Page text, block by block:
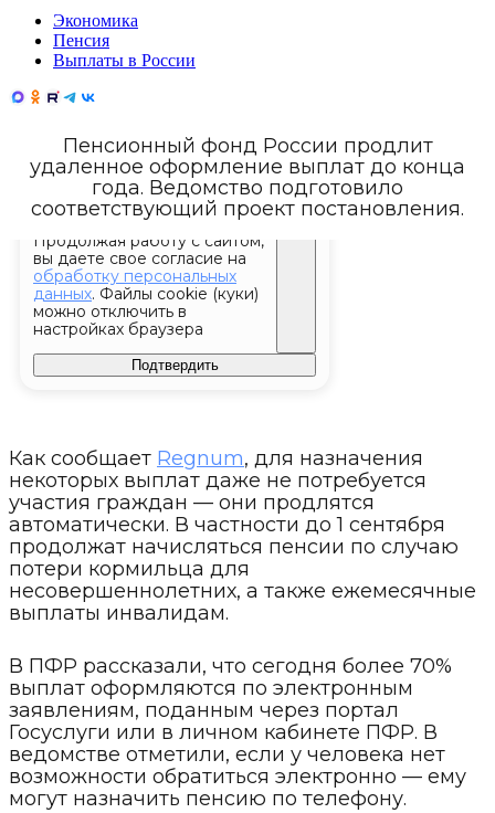
Экономика
Пенсия
Выплаты в России
Пенсионный фонд России продлит
удаленное оформление выплат до конца
года. Ведомство подготовило
соответствующий проект постановления.
Как сообщает Regnum, для назначения
некоторых выплат даже не потребуется
участия граждан — они продлятся
автоматически. В частности до 1 сентября
продолжат начисляться пенсии по случаю
потери кормильца для
несовершеннолетних, а также ежемесячные
выплаты инвалидам.
В ПФР рассказали, что сегодня более 70%
выплат оформляются по электронным
заявлениям, поданным через портал
Госуслуги или в личном кабинете ПФР. В
ведомстве отметили, если у человека нет
возможности обратиться электронно — ему
могут назначить пенсию по телефону.